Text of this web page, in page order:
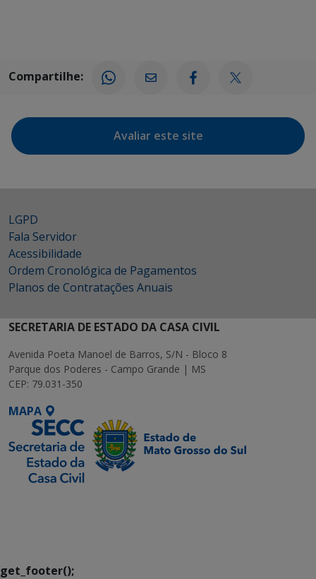
Compartilhe:
Avaliar este site
LGPD
Fala Servidor
Acessibilidade
Ordem Cronológica de Pagamentos
Planos de Contratações Anuais
SECRETARIA DE ESTADO DA CASA CIVIL
Avenida Poeta Manoel de Barros, S/N - Bloco 8
Parque dos Poderes - Campo Grande | MS
CEP: 79.031-350
MAPA
get_footer();